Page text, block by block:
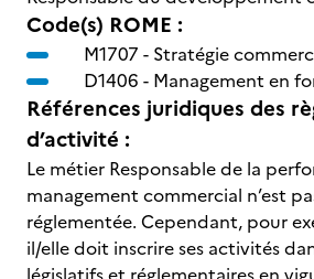
Code(s) ROME :
M1707 - Stratégie
D1406 - Management en
Références juridiques des
d’activité :
Le métier Responsable de la
management commercial n’est
réglementée. Cependant, pour
il/elle doit inscrire ses activités